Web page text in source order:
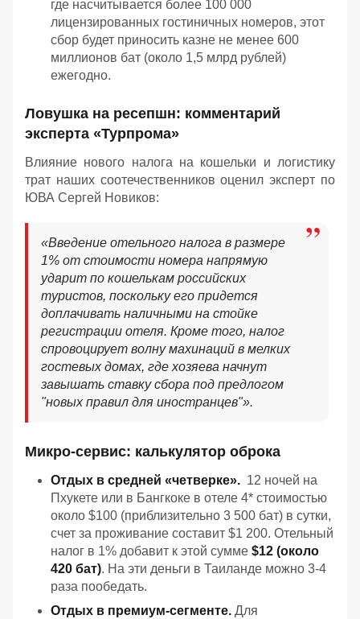
где насчитывается более 100 000
лицензированных гостиничных номеров, этот
сбор будет приносить казне не менее 600
миллионов бат (около 1,5 млрд рублей)
ежегодно.
Ловушка на ресепшн: комментарий
эксперта «Турпрома»
Влияние нового налога на кошельки и логистику
трат наших соотечественников оценил эксперт по
ЮВА Сергей Новиков:
«Введение отельного налога в размере
1% от стоимости номера напрямую
ударит по кошелькам российских
туристов, поскольку его придется
доплачивать наличными на стойке
регистрации отеля. Кроме того, налог
спровоцирует волну махинаций в мелких
гостевых домах, где хозяева начнут
завышать ставку сбора под предлогом
"новых правил для иностранцев"».
Микро-сервис: калькулятор оброка
Отдых в средней «четверке». 12 ночей на
Пхукете или в Бангкоке в отеле 4* стоимостью
около $100 (приблизительно 3 500 бат) в сутки,
счет за проживание составит $1 200. Отельный
налог в 1% добавит к этой сумме $12 (около
420 бат). На эти деньги в Таиланде можно 3-4
раза пообедать.
Отдых в премиум-сегменте. Для